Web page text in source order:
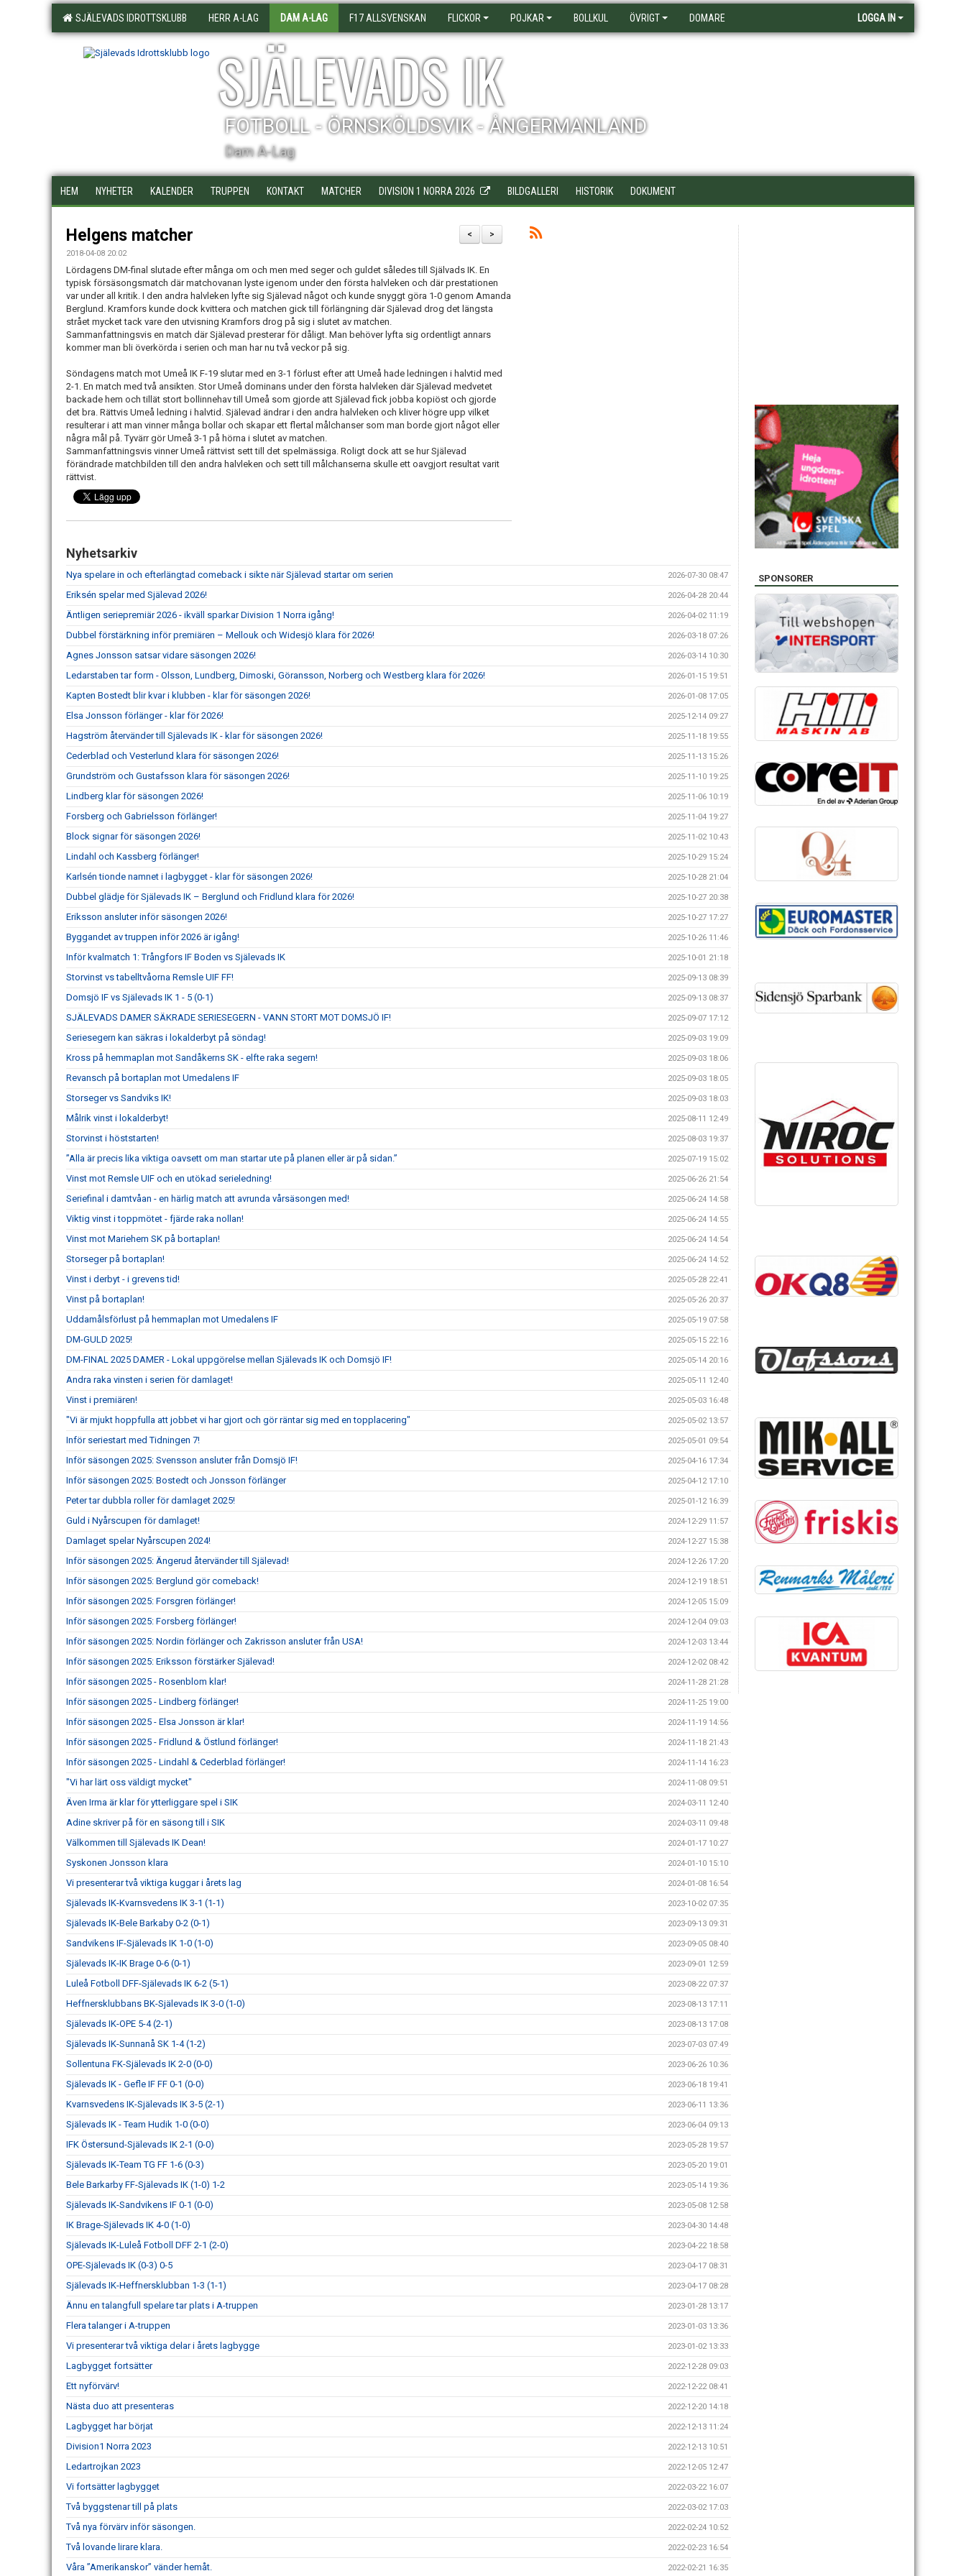
SJÄLEVADS IDROTTSKLUBB HERR A-LAG DAM A-LAG F17 ALLSVENSKAN FLICKOR POJKAR BOLLKUL ÖVRIGT DOMARE LOGGA IN
SJÄLEVADS IK
FOTBOLL - ÖRNSKÖLDSVIK - ÅNGERMANLAND
Dam A-Lag
HEM NYHETER KALENDER TRUPPEN KONTAKT MATCHER DIVISION 1 NORRA 2026 BILDGALLERI HISTORIK DOKUMENT
>
<
Helgens matcher
2018-04-08 20:02
Lördagens DM-final slutade efter många om och men med seger och guldet således till Självads IK. En
typisk försäsongsmatch där matchovanan lyste igenom under den första halvleken och där prestationen
var under all kritik. I den andra halvleken lyfte sig Själevad något och kunde snyggt göra 1-0 genom Amanda
Berglund. Kramfors kunde dock kvittera och matchen gick till förlängning där Själevad drog det längsta
strået mycket tack vare den utvisning Kramfors drog på sig i slutet av matchen.
Sammanfattningsvis en match där Själevad presterar för dåligt. Man behöver lyfta sig ordentligt annars
kommer man bli överkörda i serien och man har nu två veckor på sig.
Söndagens match mot Umeå IK F-19 slutar med en 3-1 förlust efter att Umeå hade ledningen i halvtid med
2-1. En match med två ansikten. Stor Umeå dominans under den första halvleken där Själevad medvetet
backade hem och tillät stort bollinnehav till Umeå som gjorde att Själevad fick jobba kopiöst och gjorde
det bra. Rättvis Umeå ledning i halvtid. Själevad ändrar i den andra halvleken och kliver högre upp vilket
resulterar i att man vinner många bollar och skapar ett flertal målchanser som man borde gjort något eller
några mål på. Tyvärr gör Umeå 3-1 på hörna i slutet av matchen.
Sammanfattningsvis vinner Umeå rättvist sett till det spelmässiga. Roligt dock att se hur Själevad
förändrade matchbilden till den andra halvleken och sett till målchanserna skulle ett oavgjort resultat varit
rättvist.
Nyhetsarkiv
Nya spelare in och efterlängtad comeback i sikte när Själevad startar om serien 2026-07-30 08:47
Eriksén spelar med Själevad 2026! 2026-04-28 20:44
Äntligen seriepremiär 2026 - ikväll sparkar Division 1 Norra igång! 2026-04-02 11:19
Dubbel förstärkning inför premiären – Mellouk och Widesjö klara för 2026! 2026-03-18 07:26
Agnes Jonsson satsar vidare säsongen 2026! 2026-03-14 10:30
Ledarstaben tar form - Olsson, Lundberg, Dimoski, Göransson, Norberg och Westberg klara för 2026! 2026-01-15 19:51
Kapten Bostedt blir kvar i klubben - klar för säsongen 2026! 2026-01-08 17:05
Elsa Jonsson förlänger - klar för 2026! 2025-12-14 09:27
Hagström återvänder till Själevads IK - klar för säsongen 2026! 2025-11-18 19:55
Cederblad och Vesterlund klara för säsongen 2026! 2025-11-13 15:26
Grundström och Gustafsson klara för säsongen 2026! 2025-11-10 19:25
Lindberg klar för säsongen 2026! 2025-11-06 10:19
Forsberg och Gabrielsson förlänger! 2025-11-04 19:27
Block signar för säsongen 2026! 2025-11-02 10:43
Lindahl och Kassberg förlänger! 2025-10-29 15:24
Karlsén tionde namnet i lagbygget - klar för säsongen 2026! 2025-10-28 21:04
Dubbel glädje för Själevads IK – Berglund och Fridlund klara för 2026! 2025-10-27 20:38
Eriksson ansluter inför säsongen 2026! 2025-10-27 17:27
Byggandet av truppen inför 2026 är igång! 2025-10-26 11:46
Inför kvalmatch 1: Trångfors IF Boden vs Själevads IK 2025-10-01 21:18
Storvinst vs tabelltvåorna Remsle UIF FF! 2025-09-13 08:39
Domsjö IF vs Själevads IK 1 - 5 (0-1) 2025-09-13 08:37
SJÄLEVADS DAMER SÄKRADE SERIESEGERN - VANN STORT MOT DOMSJÖ IF! 2025-09-07 17:12
Seriesegern kan säkras i lokalderbyt på söndag! 2025-09-03 19:09
Kross på hemmaplan mot Sandåkerns SK - elfte raka segern! 2025-09-03 18:06
Revansch på bortaplan mot Umedalens IF 2025-09-03 18:05
Storseger vs Sandviks IK! 2025-09-03 18:03
Målrik vinst i lokalderbyt! 2025-08-11 12:49
Storvinst i höststarten! 2025-08-03 19:37
”Alla är precis lika viktiga oavsett om man startar ute på planen eller är på sidan.” 2025-07-19 15:02
Vinst mot Remsle UIF och en utökad serieledning! 2025-06-26 21:54
Seriefinal i damtvåan - en härlig match att avrunda vårsäsongen med! 2025-06-24 14:58
Viktig vinst i toppmötet - fjärde raka nollan! 2025-06-24 14:55
Vinst mot Mariehem SK på bortaplan! 2025-06-24 14:54
Storseger på bortaplan! 2025-06-24 14:52
Vinst i derbyt - i grevens tid! 2025-05-28 22:41
Vinst på bortaplan! 2025-05-26 20:37
Uddamålsförlust på hemmaplan mot Umedalens IF 2025-05-19 07:58
DM-GULD 2025! 2025-05-15 22:16
DM-FINAL 2025 DAMER - Lokal uppgörelse mellan Själevads IK och Domsjö IF! 2025-05-14 20:16
Andra raka vinsten i serien för damlaget! 2025-05-11 12:40
Vinst i premiären! 2025-05-03 16:48
"Vi är mjukt hoppfulla att jobbet vi har gjort och gör räntar sig med en topplacering" 2025-05-02 13:57
Inför seriestart med Tidningen 7! 2025-05-01 09:54
Inför säsongen 2025: Svensson ansluter från Domsjö IF! 2025-04-16 17:34
Inför säsongen 2025: Bostedt och Jonsson förlänger 2025-04-12 17:10
Peter tar dubbla roller för damlaget 2025! 2025-01-12 16:39
Guld i Nyårscupen för damlaget! 2024-12-29 11:57
Damlaget spelar Nyårscupen 2024! 2024-12-27 15:38
Inför säsongen 2025: Ängerud återvänder till Själevad! 2024-12-26 17:20
Inför säsongen 2025: Berglund gör comeback! 2024-12-19 18:51
Inför säsongen 2025: Forsgren förlänger! 2024-12-05 15:09
Inför säsongen 2025: Forsberg förlänger! 2024-12-04 09:03
Inför säsongen 2025: Nordin förlänger och Zakrisson ansluter från USA! 2024-12-03 13:44
Inför säsongen 2025: Eriksson förstärker Själevad! 2024-12-02 08:42
Inför säsongen 2025 - Rosenblom klar! 2024-11-28 21:28
Inför säsongen 2025 - Lindberg förlänger! 2024-11-25 19:00
Inför säsongen 2025 - Elsa Jonsson är klar! 2024-11-19 14:56
Inför säsongen 2025 - Fridlund & Östlund förlänger! 2024-11-18 21:43
Inför säsongen 2025 - Lindahl & Cederblad förlänger! 2024-11-14 16:23
"Vi har lärt oss väldigt mycket" 2024-11-08 09:51
Även Irma är klar för ytterliggare spel i SIK 2024-03-11 12:40
Adine skriver på för en säsong till i SIK 2024-03-11 09:48
Välkommen till Själevads IK Dean! 2024-01-17 10:27
Syskonen Jonsson klara 2024-01-10 15:10
Vi presenterar två viktiga kuggar i årets lag 2024-01-08 16:54
Själevads IK-Kvarnsvedens IK 3-1 (1-1) 2023-10-02 07:35
Själevads IK-Bele Barkaby 0-2 (0-1) 2023-09-13 09:31
Sandvikens IF-Själevads IK 1-0 (1-0) 2023-09-05 08:40
Själevads IK-IK Brage 0-6 (0-1) 2023-09-01 12:59
Luleå Fotboll DFF-Själevads IK 6-2 (5-1) 2023-08-22 07:37
Heffnersklubbans BK-Själevads IK 3-0 (1-0) 2023-08-13 17:11
Själevads IK-OPE 5-4 (2-1) 2023-08-13 17:08
Själevads IK-Sunnanå SK 1-4 (1-2) 2023-07-03 07:49
Sollentuna FK-Själevads IK 2-0 (0-0) 2023-06-26 10:36
Själevads IK - Gefle IF FF 0-1 (0-0) 2023-06-18 19:41
Kvarnsvedens IK-Själevads IK 3-5 (2-1) 2023-06-11 13:36
Själevads IK - Team Hudik 1-0 (0-0) 2023-06-04 09:13
IFK Östersund-Själevads IK 2-1 (0-0) 2023-05-28 19:57
Själevads IK-Team TG FF 1-6 (0-3) 2023-05-20 19:01
Bele Barkarby FF-Själevads IK (1-0) 1-2 2023-05-14 19:36
Själevads IK-Sandvikens IF 0-1 (0-0) 2023-05-08 12:58
IK Brage-Själevads IK 4-0 (1-0) 2023-04-30 14:48
Själevads IK-Luleå Fotboll DFF 2-1 (2-0) 2023-04-22 18:58
OPE-Själevads IK (0-3) 0-5 2023-04-17 08:31
Själevads IK-Heffnersklubban 1-3 (1-1) 2023-04-17 08:28
Ännu en talangfull spelare tar plats i A-truppen 2023-01-28 13:17
Flera talanger i A-truppen 2023-01-03 13:36
Vi presenterar två viktiga delar i årets lagbygge 2023-01-02 13:33
Lagbygget fortsätter 2022-12-28 09:03
Ett nyförvärv! 2022-12-22 08:41
Nästa duo att presenteras 2022-12-20 14:18
Lagbygget har börjat 2022-12-13 11:24
Division1 Norra 2023 2022-12-13 10:51
Ledartrojkan 2023 2022-12-05 12:47
Vi fortsätter lagbygget 2022-03-22 16:07
Två byggstenar till på plats 2022-03-02 17:03
Två nya förvärv inför säsongen. 2022-02-24 10:52
Två lovande lirare klara. 2022-02-23 16:54
Våra ”Amerikanskor” vänder hemåt. 2022-02-21 16:35
SPONSORER